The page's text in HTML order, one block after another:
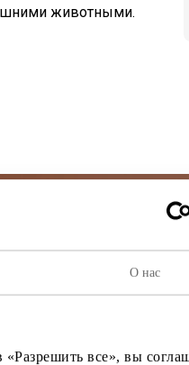
О нас
все», вы
животными.
новостей